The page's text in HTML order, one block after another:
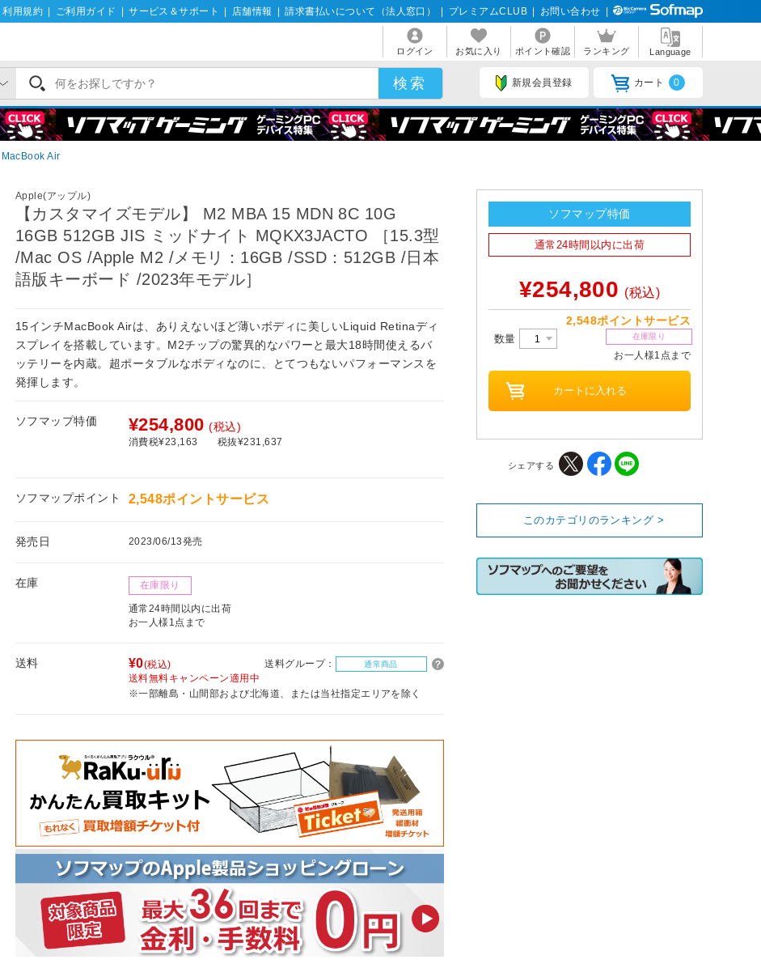
利用規約 ご利用ガイド サービス＆サポート 店舗情報 請求書払いについて（法人窓口） プレミアムCLUB お問い合わせ
ログイン お気に入り ポイント確認 ランキング Language
新規会員登録 カート 0
MacBook Air
Apple(アップル)
【カスタマイズモデル】 M2 MBA 15 MDN 8C 10G
16GB 512GB JIS ミッドナイト MQKX3JACTO ［15.3型
/Mac OS /Apple M2 /メモリ：16GB /SSD：512GB /日本
語版キーボード /2023年モデル］
15インチMacBook Airは、ありえないほど薄いボディに美しいLiquid Retinaディ
スプレイを搭載しています。M2チップの驚異的なパワーと最大18時間使えるバ
ッテリーを内蔵。超ポータブルなボディなのに、とてつもないパフォーマンスを
発揮します。
ソフマップ特価 ¥254,800 (税込)
消費税¥23,163 税抜¥231,637
ソフマップポイント 2,548ポイントサービス
発売日 2023/06/13発売
在庫 在庫限り
通常24時間以内に出荷
お一人様1点まで
送料 ¥0(税込) 送料グループ： 通常商品
送料無料キャンペーン適用中
※一部離島・山間部および北海道、または当社指定エリアを除く
ソフマップ特価
通常24時間以内に出荷
¥254,800 (税込)
2,548ポイントサービス
数量 在庫限り
お一人様1点まで
シェアする
このカテゴリのランキング >